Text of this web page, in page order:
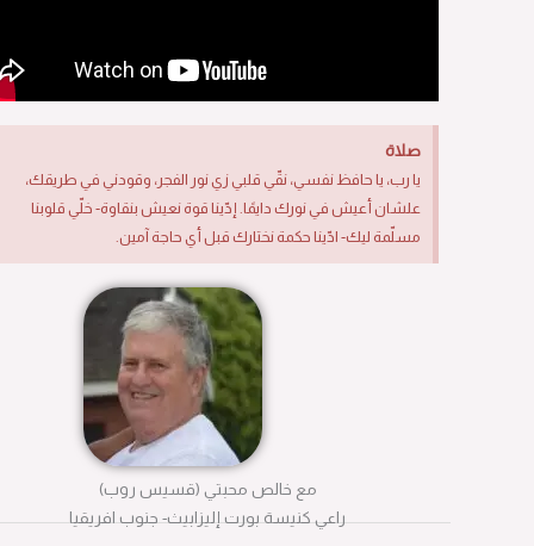
يا رب، يا حافظ نفسي، نقّي قلبي زي نور الفجر، وقودني في طريقك،
علشان أعيش في نورك دايمًا. إدّينا قوة نعيش بنقاوة- خلّي قلوبنا
مسلّمة ليك- ادّينا حكمة نختارك قبل أي حاجة آمين.
مع خالص محبتي (قسيس روب)
راعي كنيسة بورت إليزابيث- جنوب افريقيا